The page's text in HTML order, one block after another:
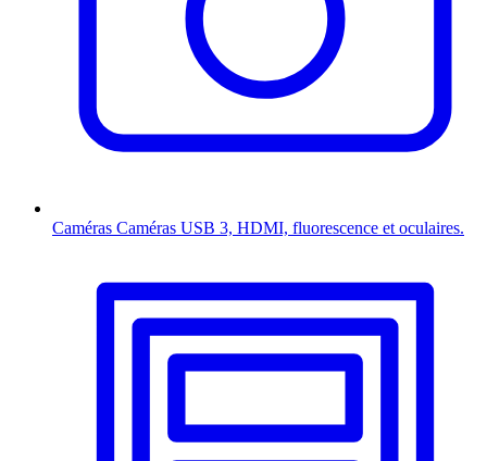
Caméras Caméras USB 3, HDMI, fluorescence et oculaires.